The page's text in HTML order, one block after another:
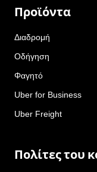
Προϊόντα
Διαδρομή
Οδήγηση
Φαγητό
Uber for Business
Uber Freight
Πολίτες του